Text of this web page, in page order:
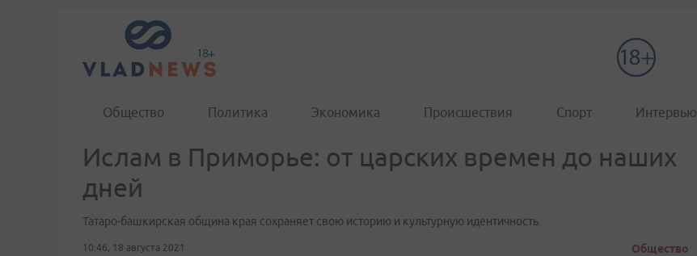
Общество Политика Экономика Происшествия Спорт Интервью
Ислам в Приморье: от царских времен до наших
дней
Татаро-башкирская община края сохраняет свою историю и культурную идентичность
10:46, 18 августа 2021 Общество